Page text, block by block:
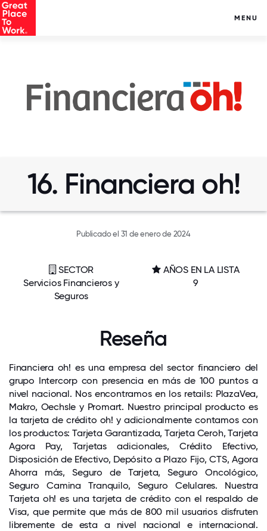
MENU
16. Financiera oh!
Publicado el 31 de enero de 2024
SECTOR
Servicios Financieros y
Seguros
AÑOS EN LA LISTA
9
Reseña
Financiera oh! es una empresa del sector financiero del
grupo Intercorp con presencia en más de 100 puntos a
nivel nacional. Nos encontramos en los retails: PlazaVea,
Makro, Oechsle y Promart. Nuestro principal producto es
la tarjeta de crédito oh! y adicionalmente contamos con
los productos: Tarjeta Garantizada, Tarjeta Ceroh, Tarjeta
Agora Pay, Tarjetas adicionales, Crédito Efectivo,
Disposición de Efectivo, Depósito a Plazo Fijo, CTS, Agora
Ahorra más, Seguro de Tarjeta, Seguro Oncológico,
Seguro Camina Tranquilo, Seguro Celulares. Nuestra
Tarjeta oh! es una tarjeta de crédito con el respaldo de
Visa, que permite que más de 800 mil usuarios disfruten
libremente de esta a nivel nacional e internacional.